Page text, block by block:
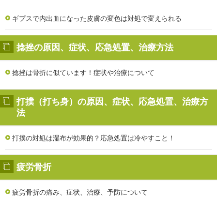
ギプスで内出血になった皮膚の変色は対処で変えられる
捻挫の原因、症状、応急処置、治療方法
捻挫は骨折に似ています！症状や治療について
打撲（打ち身）の原因、症状、応急処置、治療方
法
打撲の対処は湿布が効果的？応急処置は冷やすこと！
疲労骨折
疲労骨折の痛み、症状、治療、予防について